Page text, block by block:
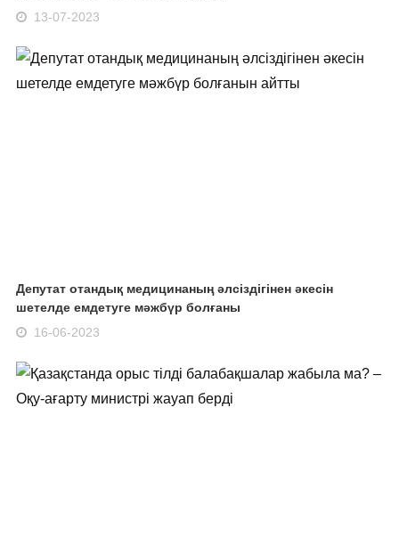
13-07-2023
Депутат отандық медицинаның әлсіздігінен әкесін
шетелде емдетуге мәжбүр болғаны
16-06-2023